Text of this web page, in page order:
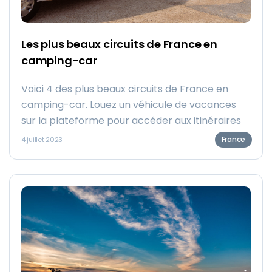
Les plus beaux circuits de France en
camping-car
Voici 4 des plus beaux circuits de France en
camping-car. Louez un véhicule de vacances
sur la plateforme pour accéder aux itinéraires
de voyage recensés dans cet article. Les rêves
servent à être réalisés ! Grâce à Goboony, ces
de vos favoris.
4 juillet 2023 France